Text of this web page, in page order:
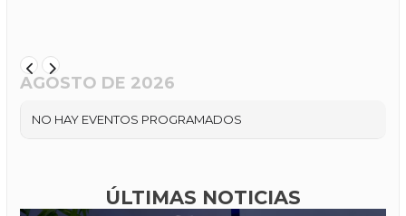
AGOSTO DE 2026
NO HAY EVENTOS PROGRAMADOS
ÚLTIMAS NOTICIAS